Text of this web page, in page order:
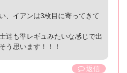
、イアンは3枚目に寄ってきて
達も準レギュみたいな感じで出
思います！！！
返信